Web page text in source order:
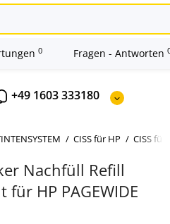
+49 1603 333180
CISS für HP CISS für
Nachfüll Refill
HP PAGEWIDE
0 Fragen - Antworten